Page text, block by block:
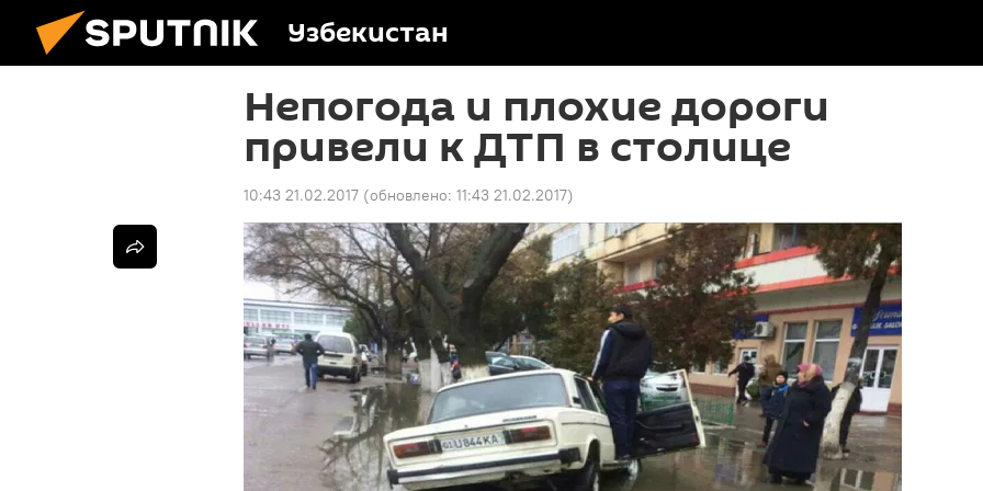
Узбекистан
Непогода и плохие дороги
привели к ДТП в столице
10:43 21.02.2017 (обновлено: 11:43 21.02.2017)